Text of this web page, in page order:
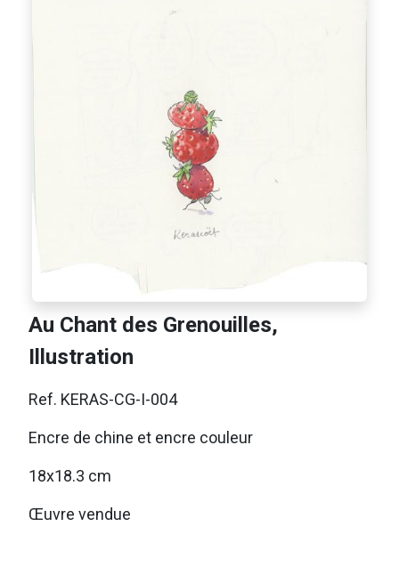
Au Chant des Grenouilles,
Illustration
Ref. KERAS-CG-I-004
Encre de chine et encre couleur
18x18.3 cm
Œuvre vendue